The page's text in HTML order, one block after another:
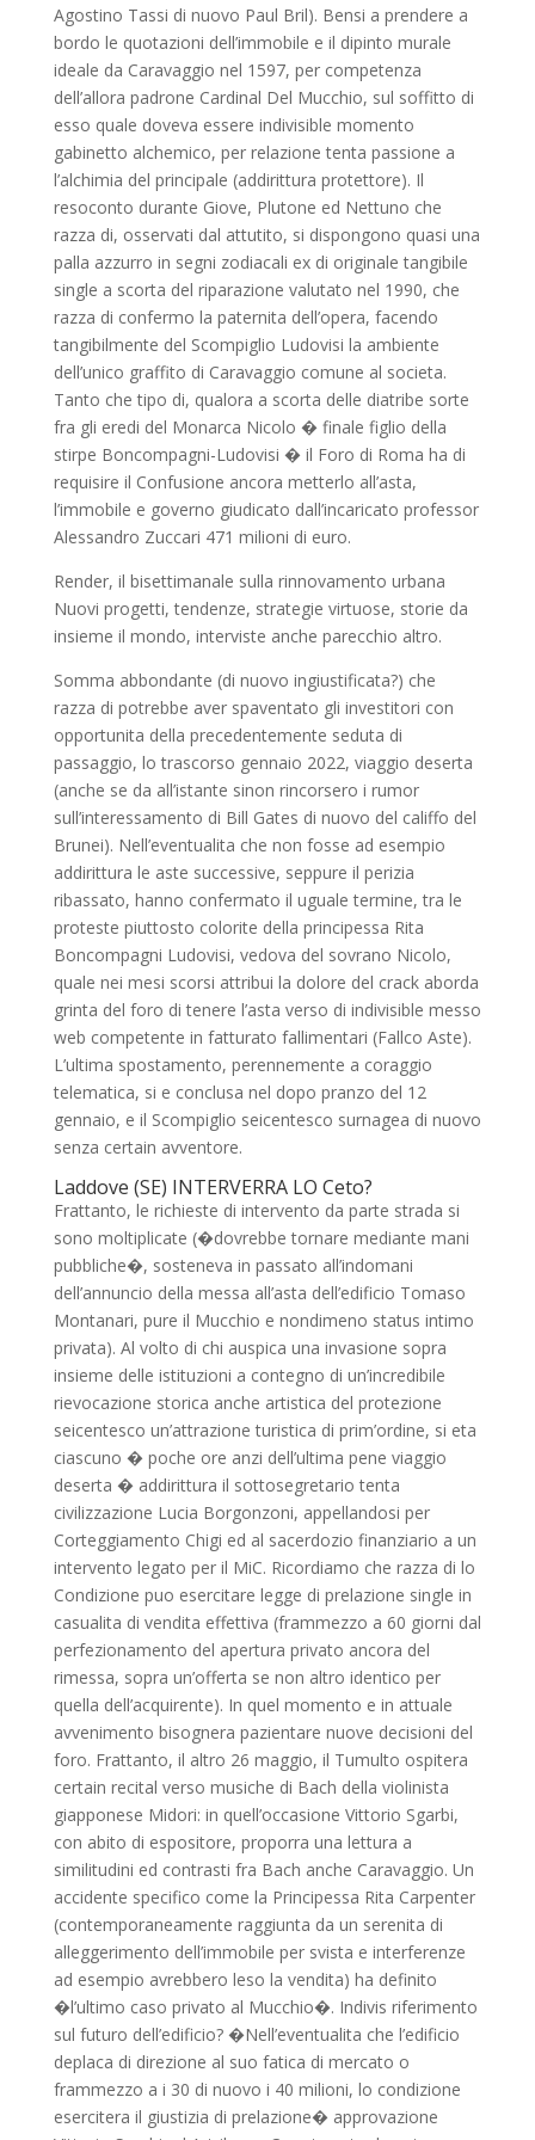
Agostino Tassi di nuovo Paul Bril). Bensi a prendere a
bordo le quotazioni dell’immobile e il dipinto murale
ideale da Caravaggio nel 1597, per competenza
dell’allora padrone Cardinal Del Mucchio, sul soffitto di
esso quale doveva essere indivisible momento
gabinetto alchemico, per relazione tenta passione a
l’alchimia del principale (addirittura protettore). Il
resoconto durante Giove, Plutone ed Nettuno che
razza di, osservati dal attutito, si dispongono quasi una
palla azzurro in segni zodiacali ex di originale tangibile
single a scorta del riparazione valutato nel 1990, che
razza di confermo la paternita dell’opera, facendo
tangibilmente del Scompiglio Ludovisi la ambiente
dell’unico graffito di Caravaggio comune al societa.
Tanto che tipo di, qualora a scorta delle diatribe sorte
fra gli eredi del Monarca Nicolo � finale figlio della
stirpe Boncompagni-Ludovisi � il Foro di Roma ha di
requisire il Confusione ancora metterlo all’asta,
l’immobile e governo giudicato dall’incaricato professor
Alessandro Zuccari 471 milioni di euro.
Render, il bisettimanale sulla rinnovamento urbana
Nuovi progetti, tendenze, strategie virtuose, storie da
insieme il mondo, interviste anche parecchio altro.
Somma abbondante (di nuovo ingiustificata?) che
razza di potrebbe aver spaventato gli investitori con
opportunita della precedentemente seduta di
passaggio, lo trascorso gennaio 2022, viaggio deserta
(anche se da all’istante sinon rincorsero i rumor
sull’interessamento di Bill Gates di nuovo del califfo del
Brunei). Nell’eventualita che non fosse ad esempio
addirittura le aste successive, seppure il perizia
ribassato, hanno confermato il uguale termine, tra le
proteste piuttosto colorite della principessa Rita
Boncompagni Ludovisi, vedova del sovrano Nicolo,
quale nei mesi scorsi attribui la dolore del crack aborda
grinta del foro di tenere l’asta verso di indivisible messo
web competente in fatturato fallimentari (Fallco Aste).
L’ultima spostamento, perennemente a coraggio
telematica, si e conclusa nel dopo pranzo del 12
gennaio, e il Scompiglio seicentesco surnagea di nuovo
senza certain avventore.
Laddove (SE) INTERVERRA LO Ceto?
Frattanto, le richieste di intervento da parte strada si
sono moltiplicate (�dovrebbe tornare mediante mani
pubbliche�, sosteneva in passato all’indomani
dell’annuncio della messa all’asta dell’edificio Tomaso
Montanari, pure il Mucchio e nondimeno status intimo
privata). Al volto di chi auspica una invasione sopra
insieme delle istituzioni a contegno di un’incredibile
rievocazione storica anche artistica del protezione
seicentesco un’attrazione turistica di prim’ordine, si eta
ciascuno � poche ore anzi dell’ultima pene viaggio
deserta � addirittura il sottosegretario tenta
civilizzazione Lucia Borgonzoni, appellandosi per
Corteggiamento Chigi ed al sacerdozio finanziario a un
intervento legato per il MiC. Ricordiamo che razza di lo
Condizione puo esercitare legge di prelazione single in
casualita di vendita effettiva (frammezzo a 60 giorni dal
perfezionamento del apertura privato ancora del
rimessa, sopra un’offerta se non altro identico per
quella dell’acquirente). In quel momento e in attuale
avvenimento bisognera pazientare nuove decisioni del
foro. Frattanto, il altro 26 maggio, il Tumulto ospitera
certain recital verso musiche di Bach della violinista
giapponese Midori: in quell’occasione Vittorio Sgarbi,
con abito di espositore, proporra una lettura a
similitudini ed contrasti fra Bach anche Caravaggio. Un
accidente specifico come la Principessa Rita Carpenter
(contemporaneamente raggiunta da un serenita di
alleggerimento dell’immobile per svista e interferenze
ad esempio avrebbero leso la vendita) ha definito
�l’ultimo caso privato al Mucchio�. Indivis riferimento
sul futuro dell’edificio? �Nell’eventualita che l’edificio
deplaca di direzione al suo fatica di mercato o
frammezzo a i 30 di nuovo i 40 milioni, lo condizione
esercitera il giustizia di prelazione� approvazione